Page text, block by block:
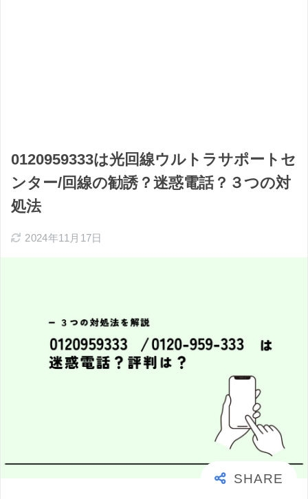
0120959333は光回線ウルトラサポートセ
ンター/回線の勧誘？迷惑電話？３つの対
処法
2024年11月17日